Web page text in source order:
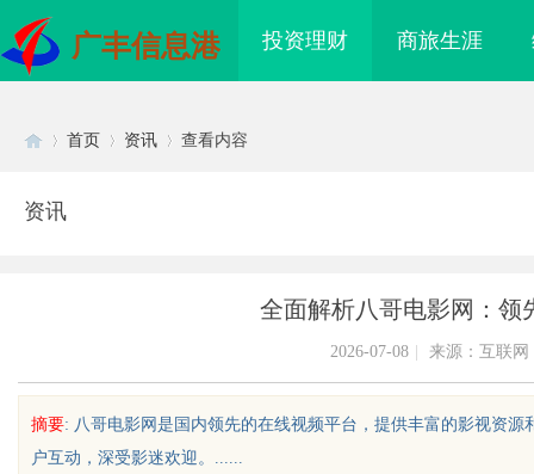
广丰信息港 投资理财 商旅生涯
首页 资讯 查看内容
资讯
全面解析八哥电影网：领
2026-07-08 来源：互联网
摘要: 八哥电影网是国内领先的在线视频平台，提供丰富的影视资
户互动，深受影迷欢迎。......